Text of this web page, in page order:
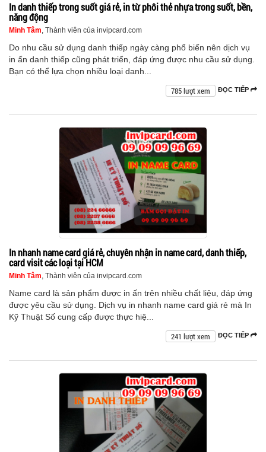
In danh thiếp trong suốt giá rẻ, in từ phôi thẻ nhựa trong suốt, bền,
năng động
Minh Tâm, Thành viên của invipcard.com
Do nhu cầu sử dụng danh thiếp ngày càng phổ biến nên dịch vụ
in ấn danh thiếp cũng phát triển, đáp ứng được nhu cầu sử dụng.
Bạn có thể lựa chọn nhiều loại danh...
ĐỌC TIẾP
785 lượt xem
In nhanh name card giá rẻ, chuyên nhận in name card, danh thiếp,
card visit các loại tại HCM
Minh Tâm, Thành viên của invipcard.com
Name card là sản phẩm được in ấn trên nhiều chất liệu, đáp ứng
được yêu cầu sử dụng. Dịch vụ in nhanh name card giá rẻ mà In
Kỹ Thuật Số cung cấp được thực hiệ...
ĐỌC TIẾP
241 lượt xem